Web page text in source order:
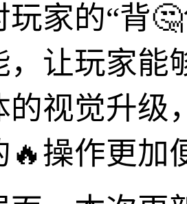
玩家的“背
，让玩家能
的视觉升级
🔥操作更加